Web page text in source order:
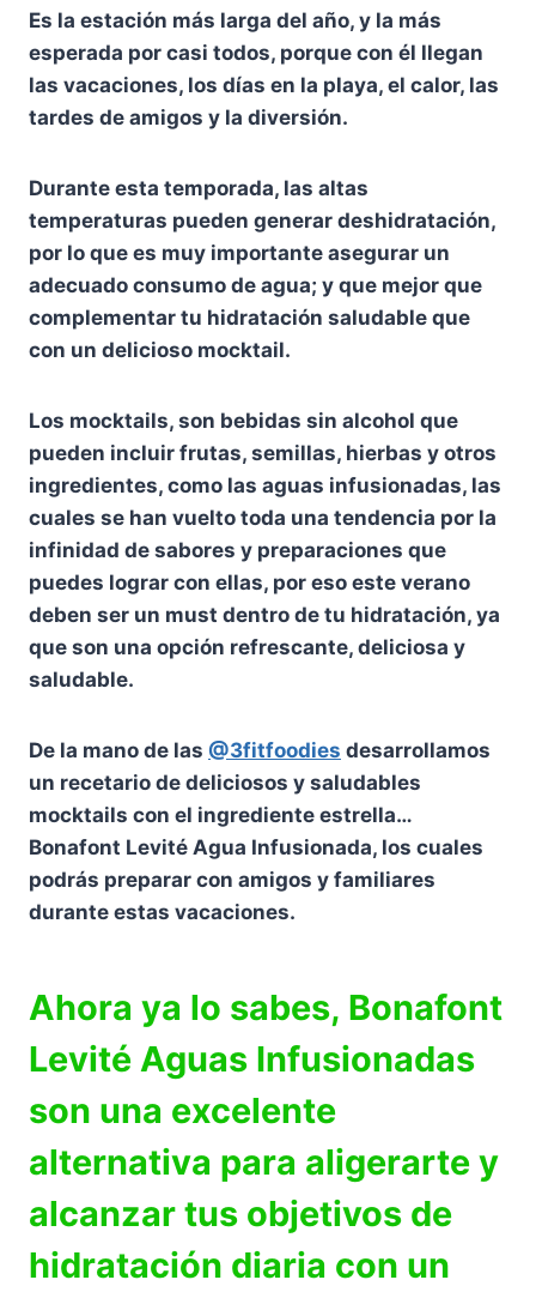
Es la estación más larga del año, y la más
esperada por casi todos, porque con él llegan
las vacaciones, los días en la playa, el calor, las
tardes de amigos y la diversión.
Durante esta temporada, las altas
temperaturas pueden generar deshidratación,
por lo que es muy importante asegurar un
adecuado consumo de agua; y que mejor que
complementar tu hidratación saludable que
con un delicioso mocktail.
Los mocktails, son bebidas sin alcohol que
pueden incluir frutas, semillas, hierbas y otros
ingredientes, como las aguas infusionadas, las
cuales se han vuelto toda una tendencia por la
infinidad de sabores y preparaciones que
puedes lograr con ellas, por eso este verano
deben ser un must dentro de tu hidratación, ya
que son una opción refrescante, deliciosa y
saludable.
De la mano de las @3fitfoodies desarrollamos
un recetario de deliciosos y saludables
mocktails con el ingrediente estrella…
Bonafont Levité Agua Infusionada, los cuales
podrás preparar con amigos y familiares
durante estas vacaciones.
Ahora ya lo sabes, Bonafont
Levité Aguas Infusionadas
son una excelente
alternativa para aligerarte y
alcanzar tus objetivos de
hidratación diaria con un